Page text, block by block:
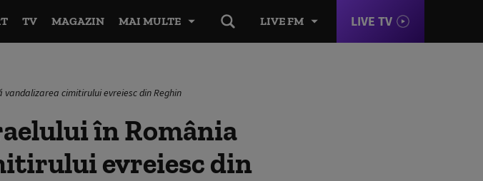
LIVE FM LIVE TV
TV MAGAZIN MAI MULTE
cimitirului evreiesc din Reghin
în România
evreiesc din